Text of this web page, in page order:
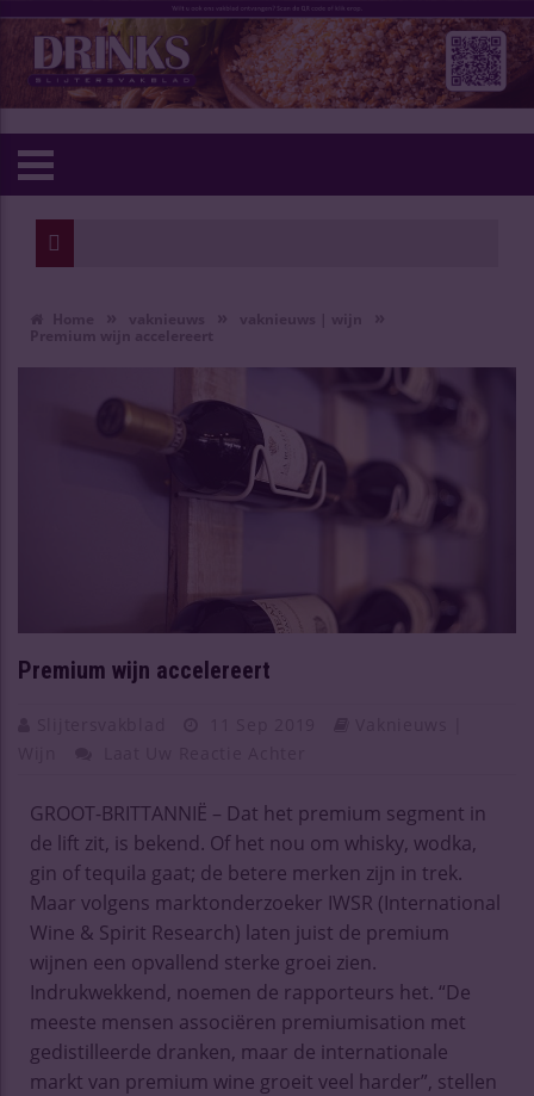
Premium wijn accelereert
GROOT-BRITTANNIË – Dat het premium segment in
de lift zit, is bekend. Of het nou om whisky, wodka,
gin of tequila gaat; de betere merken zijn in trek.
Maar volgens marktonderzoeker IWSR (International
Wine & Spirit Research) laten juist de premium
wijnen een opvallend sterke groei zien.
Indrukwekkend, noemen de rapporteurs het. “De
meeste mensen associëren premiumisation met
gedistilleerde dranken, maar de internationale
markt van premium wine groeit veel harder”, stellen